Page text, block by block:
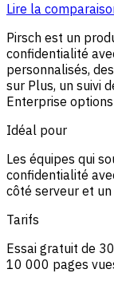
Lire la
Pirsch est un
confidentialité
personnalisés,
sur Plus, un suivi
Enterprise
Idéal pour
Les équipes qui
confidentialité
côté serveur et
Tarifs
Essai gratuit de
10 000 pages